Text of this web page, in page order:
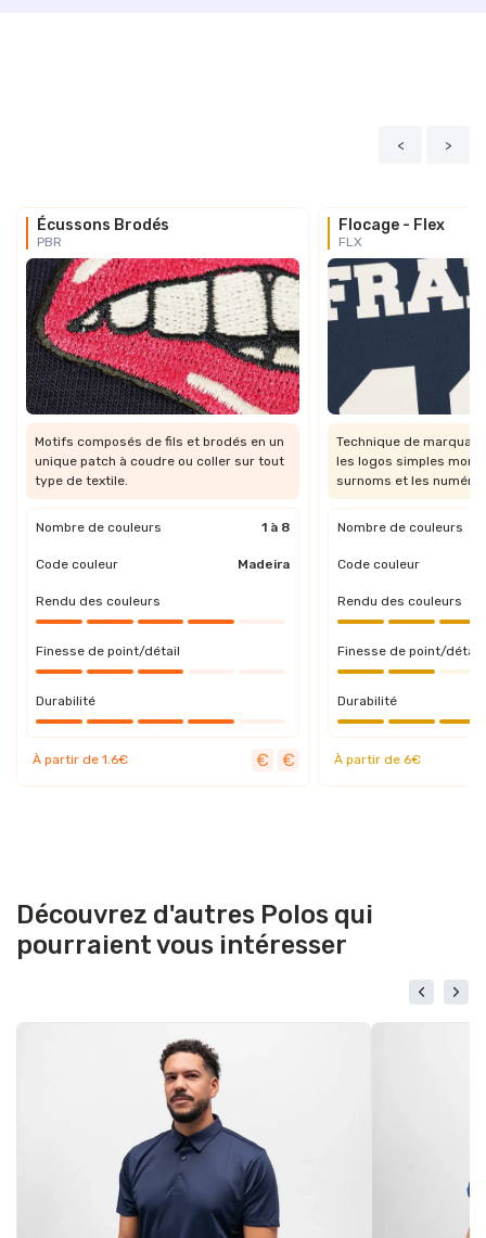
< >
Écussons Brodés
PBR
Motifs composés de fils et brodés en un
unique patch à coudre ou coller sur tout
type de textile.
Nombre de couleurs 1 à 8
Code couleur Madeira
Rendu des couleurs
Finesse de point/détail
Durabilité
À partir de 1.6€
Flocage - Flex
FLX
Technique de
les logos simples
surnoms et les
Nombre de couleurs
Code couleur
Rendu des couleurs
Finesse de point/détail
Durabilité
À partir de 6€
Découvrez d'autres Polos qui
pourraient vous intéresser